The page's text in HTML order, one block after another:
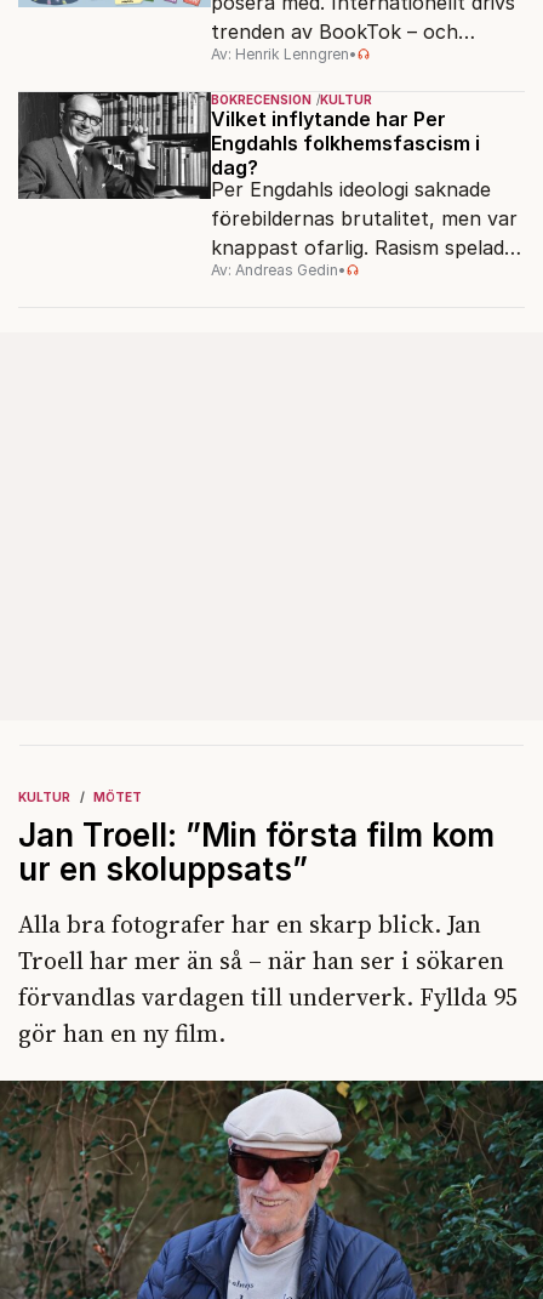
trenden av BookTok – och
förlagen följer efter.
Av: Henrik Lenngren•
BOKRECENSION KULTUR
Vilket inflytande har Per
Engdahls folkhemsfascism i
dag?
Per Engdahls ideologi saknade
förebildernas brutalitet, men var
knappast ofarlig. Rasism spelades
ned i förmån för "kultur". Känns
Av: Andreas Gedin•
KULTUR MÖTET
Jan Troell: ”Min första film kom
ur en skoluppsats”
Alla bra fotografer har en skarp blick. Jan
Troell har mer än så – när han ser i sökaren
förvandlas vardagen till underverk. Fyllda 95
gör han en ny film.